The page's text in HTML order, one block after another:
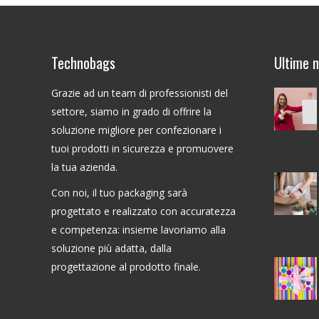
Technobags
Grazie ad un team di professionisti del
settore, siamo in grado di offrire la
soluzione migliore per confezionare i
tuoi prodotti in sicurezza e promuovere
la tua azienda.
Con noi, il tuo packaging sarà
progettato e realizzato con accuratezza
e competenza: insieme lavoriamo alla
soluzione più adatta, dalla
progettazione al prodotto finale.
Ultime